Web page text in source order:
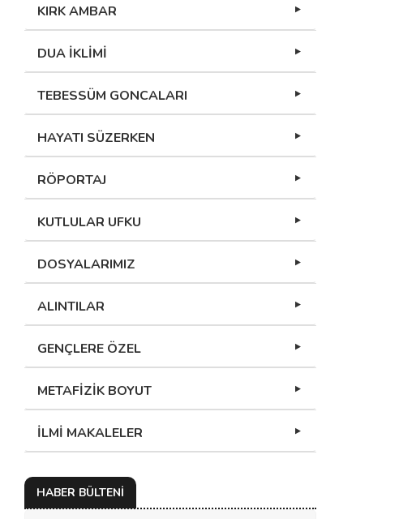
KIRK AMBAR
DUA İKLİMİ
TEBESSÜM GONCALARI
HAYATI SÜZERKEN
RÖPORTAJ
KUTLULAR UFKU
DOSYALARIMIZ
ALINTILAR
GENÇLERE ÖZEL
METAFİZİK BOYUT
İLMİ MAKALELER
HABER BÜLTENİ